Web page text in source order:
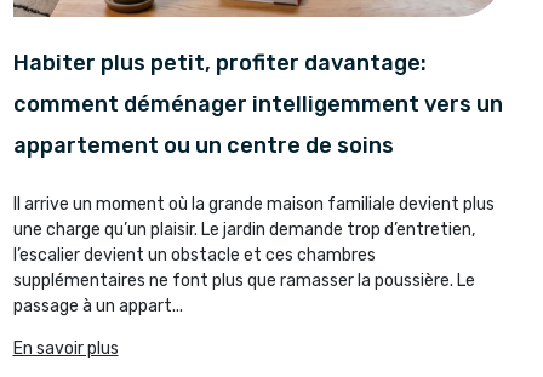
Habiter plus petit, profiter davantage:
comment déménager intelligemment vers un
appartement ou un centre de soins
Il arrive un moment où la grande maison familiale devient plus
une charge qu’un plaisir. Le jardin demande trop d’entretien,
l’escalier devient un obstacle et ces chambres
supplémentaires ne font plus que ramasser la poussière. Le
passage à un appart...
En savoir plus